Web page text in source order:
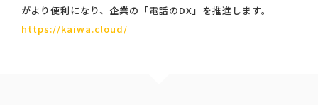
がより便利になり、企業の「電話のDX」を推進します。
https://kaiwa.cloud/